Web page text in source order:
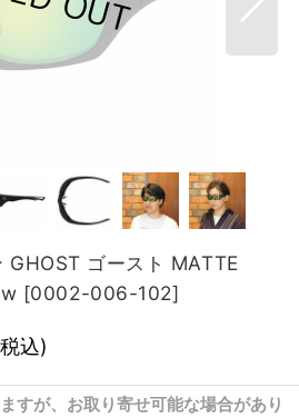
ゴースト MATTE
[0002-006-102]
込)
すが、お取り寄せ可能な場合があり